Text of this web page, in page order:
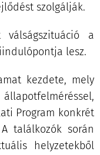
szolgálják.
a
lesz.
kezdete, mely
Program konkrét
találkozók során
helyzetekből